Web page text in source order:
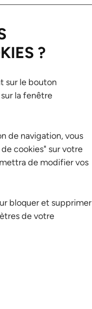
?
sur le bouton
la fenêtre
de navigation, vous
cookies" sur votre
de modifier vos
bloquer et supprimer
de votre